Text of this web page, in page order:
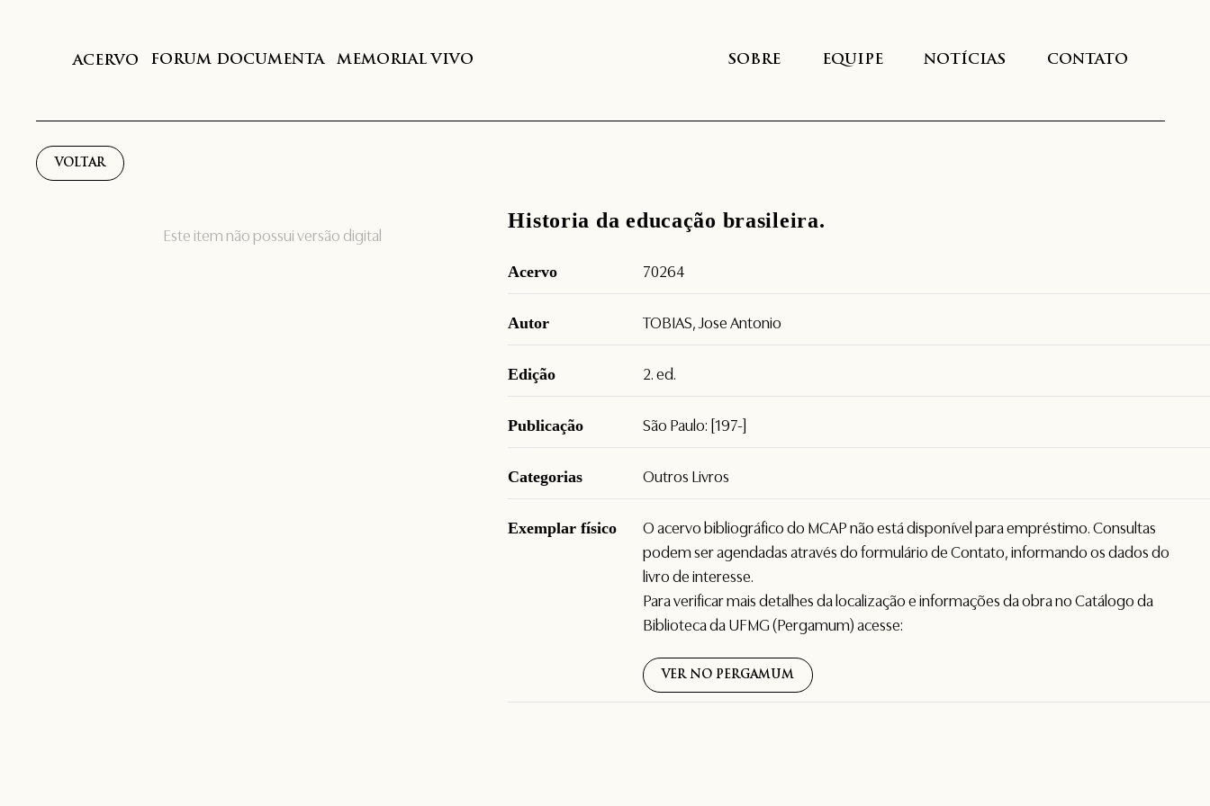
ACERVO FORUM DOCUMENTA MEMORIAL VIVO SOBRE EQUIPE NOTÍCIAS CONTATO
VOLTAR
Este item não possui versão digital
Historia da educação brasileira.
Acervo 70264
Autor TOBIAS, Jose Antonio
Edição 2. ed.
Publicação São Paulo: [197-]
Categorias Outros Livros
Exemplar físico
O acervo bibliográfico do MCAP não está disponível para empréstimo. Consultas
podem ser agendadas através do formulário deContato, informando os dados do
livro de interesse.
Para verificar mais detalhes da localização e informações da obra no Catálogo da
Biblioteca da UFMG (Pergamum) acesse:
VER NO PERGAMUM